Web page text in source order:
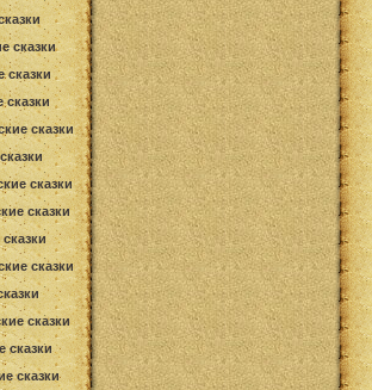
сказки
сказки
сказки
сказки
сказки
сказки
сказки
сказки
сказки